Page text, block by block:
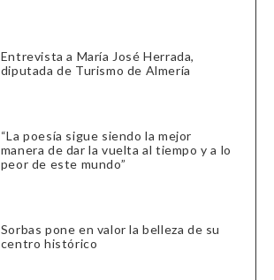
Entrevista a María José Herrada,
diputada de Turismo de Almería
“La poesía sigue siendo la mejor
manera de dar la vuelta al tiempo y a lo
peor de este mundo”
Sorbas pone en valor la belleza de su
centro histórico